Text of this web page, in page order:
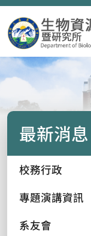
最新消息
校務行政
專題演講資訊
系友會